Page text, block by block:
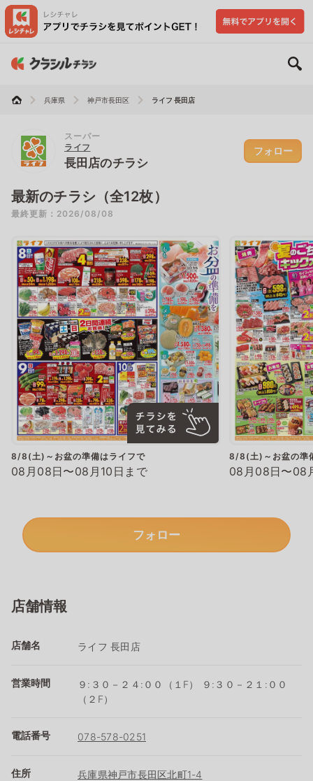
兵庫県 神戸市長田区 ライフ 長田店
スーパー
ライフ
長田店のチラシ
フォロー
最新のチラシ（全12枚）
最終更新：2026/08/08
8/8(土)～お盆の準備はライフで
08月08日〜08月10日まで
8/8(土)～お盆の準
08月08日〜08
フォロー
店舗情報
店舗名 ライフ 長田店
営業時間
９:３０－２４:００（１F） ９:３０－２１:００
（２F）
電話番号 078-578-0251
住所 兵庫県神戸市長田区北町1-4